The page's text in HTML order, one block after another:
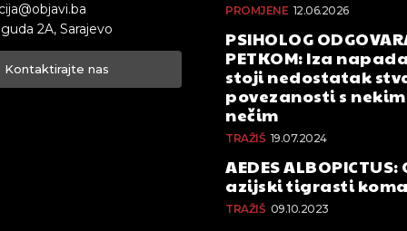
2A, Sarajevo
Kontaktirajte nas
PROMJENE 12.06.2026
PSIHOLOG
PETKOM: Iza
stoji nedostatak
povezanosti s
nečim
TRAŽIŠ 19.07.2024
AEDES
azijski tigrasti
TRAŽIŠ 09.10.2023